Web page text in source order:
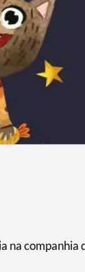
na companhia